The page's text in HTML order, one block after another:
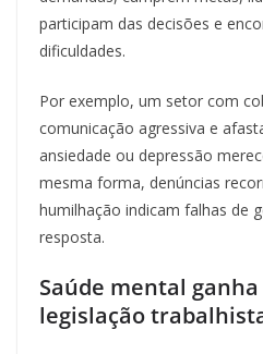
participam das decisões e
dificuldades.
Por exemplo, um setor com
comunicação agressiva e
ansiedade ou depressão
mesma forma, denúncias
humilhação indicam falhas de
resposta.
Saúde mental ganha
legislação